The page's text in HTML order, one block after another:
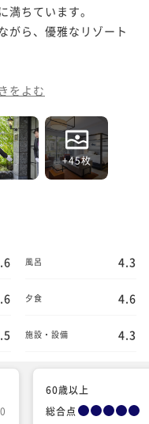
ちています。
がら、優雅なリゾート
をよむ
+45枚
風呂 4.3
夕食 4.6
施設・設備 4.3
60歳以上
総合点